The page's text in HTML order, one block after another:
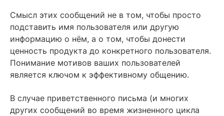
Смысл этих сообщений не в том, чтобы просто
подставить имя пользователя или другую
информацию о нём, а о том, чтобы донести
ценность продукта до конкретного пользователя.
Понимание мотивов ваших пользователей
является ключом к эффективному общению.
В случае приветственного письма (и многих
других сообщений во время жизненного цикла